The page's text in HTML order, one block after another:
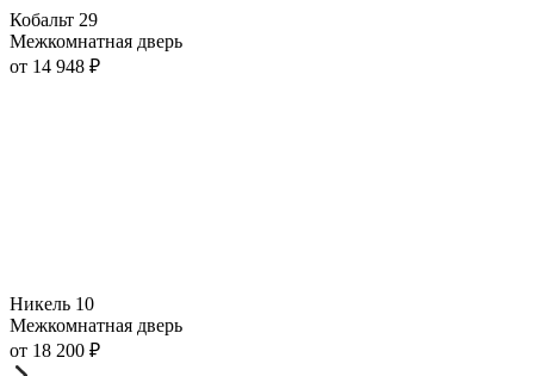
Кобальт 29
Межкомнатная дверь
от 14 948 ₽
Никель 10
Межкомнатная дверь
от 18 200 ₽